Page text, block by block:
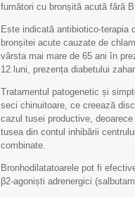
fumători cu bronșită acută fără
Este indicată antibiotico-terapia
bronșitei acute cauzate de
vârsta mai mare de 65 ani în
12 luni, prezența diabetului
Tratamentul patogenetic și
seci chinuitoare, ce creează
cazul tusei productive,
tusea din contul inhibării
combinate.
Bronhodilatatoarele pot fi
β2-agoniști adrenergici